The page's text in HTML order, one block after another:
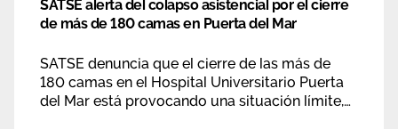
Publicaciones
Vídeos
SATSE alerta del colapso asistencial por el cierre
de más de 180 camas en Puerta del Mar
SATSE denuncia que el cierre de las más de
180 camas en el Hospital Universitario Puerta
del Mar está provocando una situación límite,